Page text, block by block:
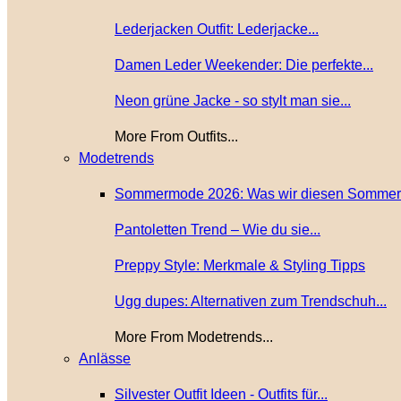
Lederjacken Outfit: Lederjacke...
Damen Leder Weekender: Die perfekte...
Neon grüne Jacke - so stylt man sie...
More From Outfits...
Modetrends
Sommermode 2026: Was wir diesen
Pantoletten Trend – Wie du sie...
Preppy Style: Merkmale & Styling Tipps
Ugg dupes: Alternativen zum Trendschuh...
More From Modetrends...
Anlässe
Silvester Outfit Ideen - Outfits für...